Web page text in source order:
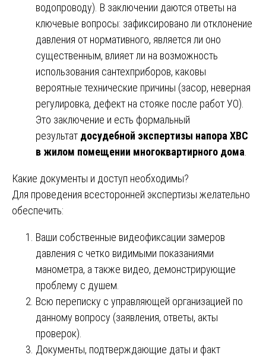
водопроводу). В заключении даются ответы на
ключевые вопросы: зафиксировано ли отклонение
давления от нормативного, является ли оно
существенным, влияет ли на возможность
использования сантехприборов, каковы
вероятные технические причины (засор, неверная
регулировка, дефект на стояке после работ УО).
Это заключение и есть формальный
результат досудебной экспертизы напора ХВС
в жилом помещении многоквартирного дома
Какие документы и доступ необходимы?
Для проведения всесторонней экспертизы желательно
обеспечить:
Ваши собственные видеофиксации замеров
давления с четко видимыми показаниями
манометра, а также видео, демонстрирующие
проблему с душем.
Всю переписку с управляющей организацией по
данному вопросу (заявления, ответы, акты
проверок).
Документы, подтверждающие даты и факт